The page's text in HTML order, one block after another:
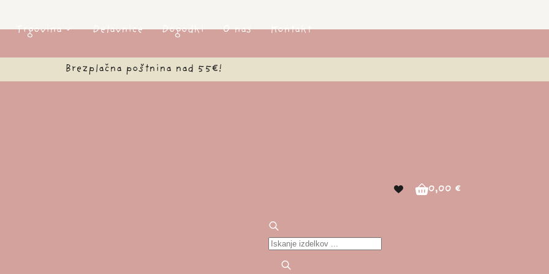
Trgovina Delavnice Dogodki O nas Kontakt
Products
search
Shopping
0,00 €
Brezplačna poštnina nad 55€!